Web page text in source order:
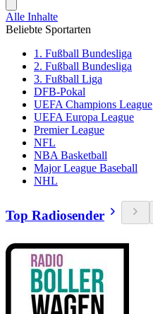
Alle Inhalte
Beliebte Sportarten
1. Fußball Bundesliga
2. Fußball Bundesliga
3. Fußball Liga
DFB-Pokal
UEFA Champions League
UEFA Europa League
Premier League
NFL
NBA Basketball
Major League Baseball
NHL
Top Radiosender